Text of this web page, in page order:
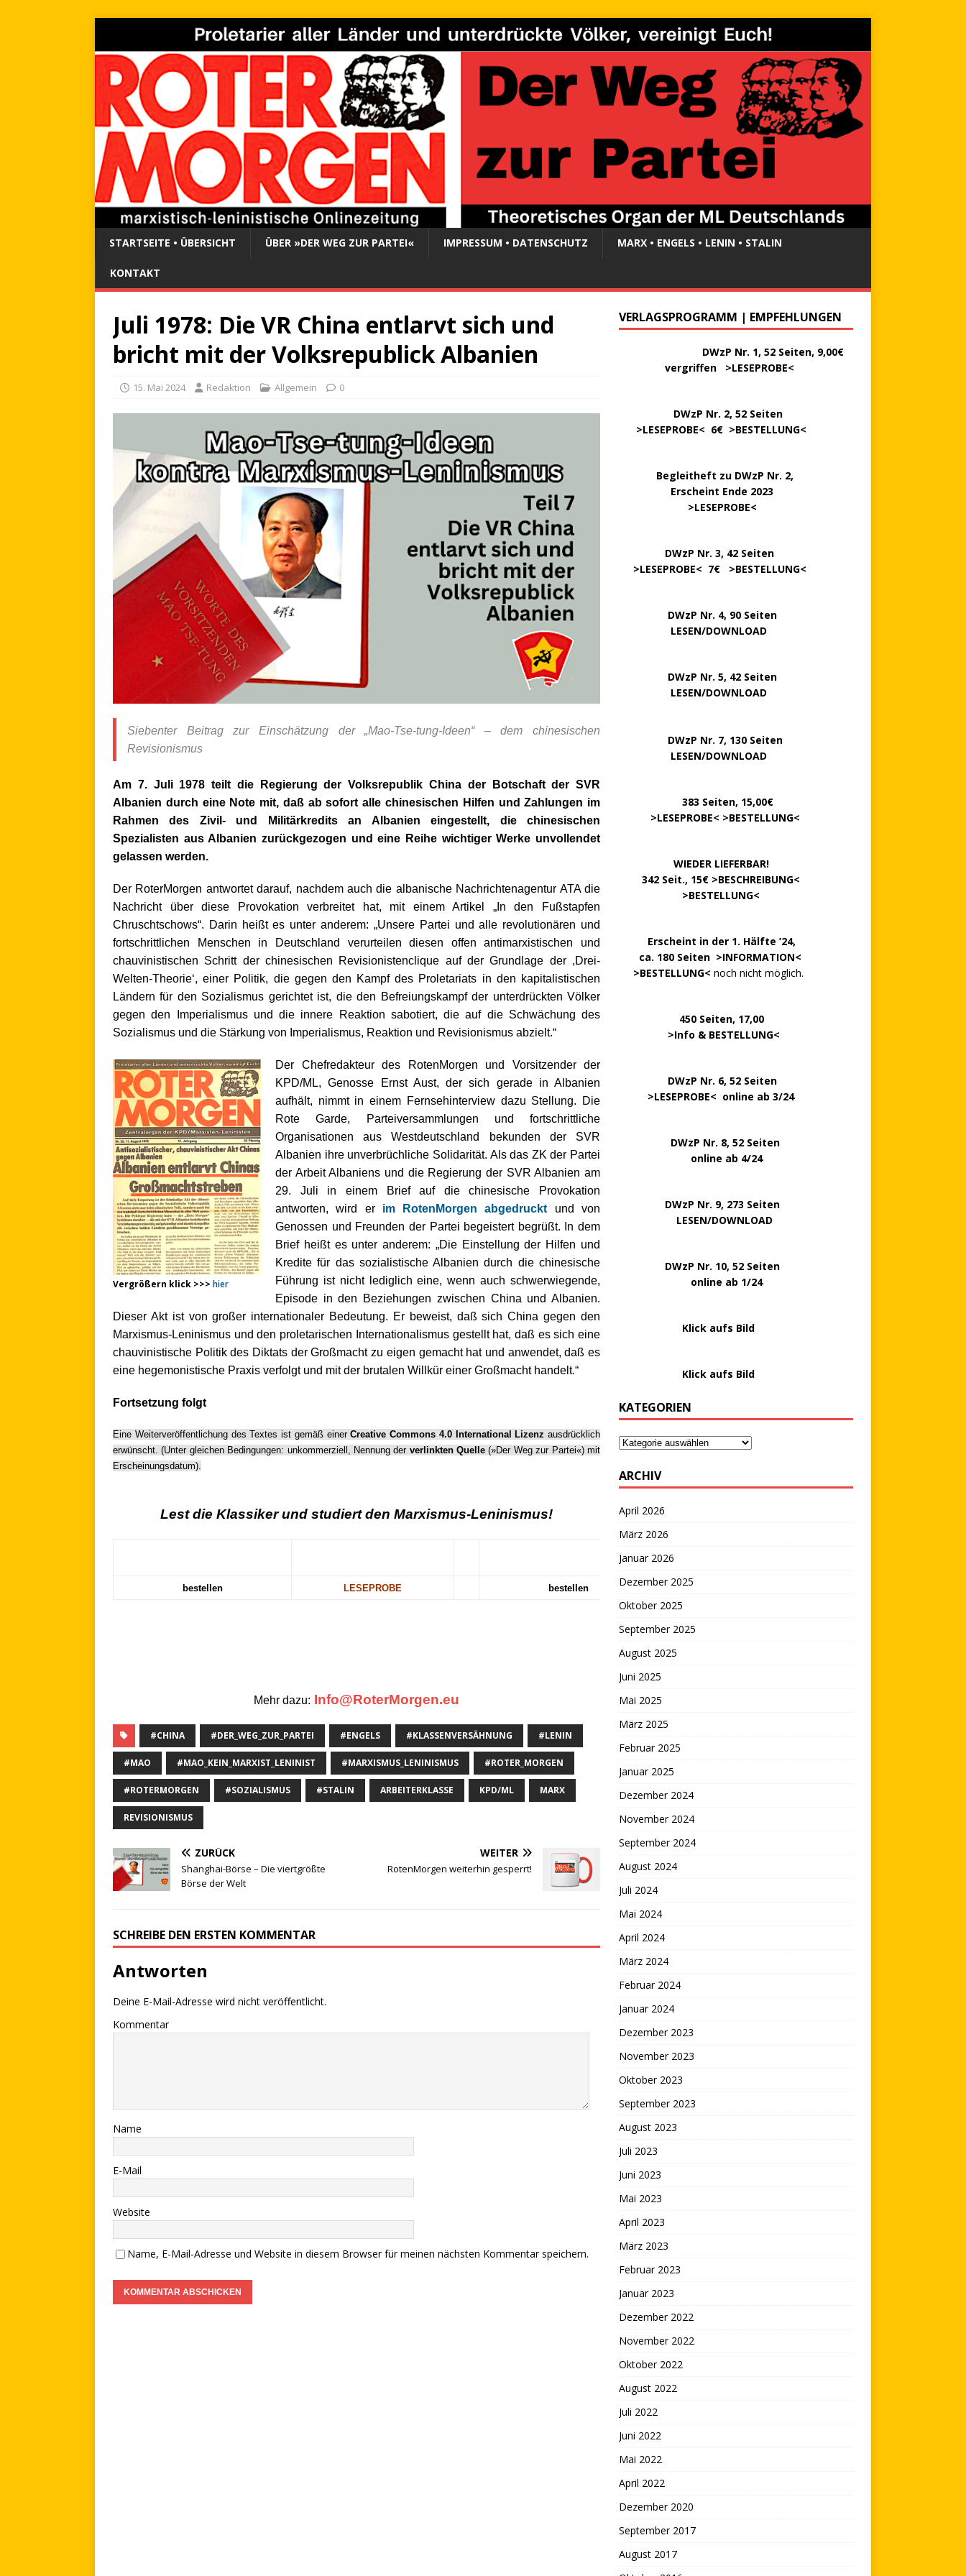
STARTSEITE • ÜBERSICHT ÜBER »DER WEG ZUR PARTEI« IMPRESSUM • DATENSCHUTZ MARX • ENGELS • LENIN • STALIN
KONTAKT
Juli 1978: Die VR China entlarvt sich und
bricht mit der Volksrepublick Albanien
15. Mai 2024 Redaktion Allgemein 0
Siebenter Beitrag zur Einschätzung der „Mao-Tse-tung-Ideen“ – dem chinesischen
Revisionismus
Am 7. Juli 1978 teilt die Regierung der Volksrepublik China der Botschaft der SVR
Albanien durch eine Note mit, daß ab sofort alle chinesischen Hilfen und Zahlungen im
Rahmen des Zivil- und
Militärkredits an Albanien eingestellt, die chinesischen
Spezialisten aus Albanien zurückgezogen undeine Reihe wichtiger Werke unvollendet
gelassen werden.
Der RoterMorgen antwortet darauf, nachdem auch die albanische Nachrichtenagentur ATA die
Nachricht über diese Provokation verbreitet hat, mit einem Artikel „In den Fußstapfen
Chruschtschows“. Darin heißt es unter anderem: „Unsere Partei und alle revolutionären und
fortschrittlichen Menschen in Deutschland verurteilen diesen offen antimarxistischen und
chauvinistischen Schritt der chinesischen Revisionistenclique auf der Grundlage der ,Drei-
Welten-Theorie‘, einer Politik, die gegen den Kampf des Proletariats in den kapitalistischen
Ländern für den Sozialismus gerichtet ist, die den Befreiungskampf der unterdrückten Völker
gegen den Imperialismus und die innere Reaktion sabotiert, die auf die Schwächung des
Sozialismus und die Stärkung von Imperialismus, Reaktion und Revisionismus abzielt.“
Vergrößern klick >>> hier
Der Chefredakteur des RotenMorgen und Vorsitzender der
KPD/ML, Genosse Ernst Aust, der sich gerade in Albanien
aufhält, nimmt in einem Fernsehinterview dazu Stellung. Die
Rote Garde, Parteiversammlungen und fortschrittliche
Organisationen aus Westdeutschland bekunden der SVR
Albanien ihre unverbrüchliche Solidarität. Als das ZK der Partei
der Arbeit Albaniens und die Regierung der SVR Albanien am
29. Juli in einem Brief auf die chinesische Provokation
antworten, wird er im RotenMorgen abgedruckt und von
Genossen und Freunden der Partei begeistert begrüßt. In dem
Brief heißt es unter anderem: „Die Einstellung der Hilfen und
Kredite für das sozialistische Albanien durch die chinesische
Führung ist nicht lediglich eine, wenn auch schwerwiegende,
Episode in den Beziehungen zwischen China und Albanien.
Dieser Akt ist von großer internationaler Bedeutung. Er beweist, daß sich China gegen den
Marxismus-Leninismus und den proletarischen Internationalismus gestellt hat, daß es sich eine
chauvinistische Politik des Diktats der Großmacht zu eigen gemacht hat und anwendet, daß es
eine hegemonistische Praxis verfolgt und mit der brutalen Willkür einer Großmacht handelt.“
Fortsetzung folgt
Eine Weiterveröffentlichung des Textes ist gemäß einerCreative Commons 4.0 International Lizenz ausdrücklich
erwünscht. (Unter gleichen Bedingungen: unkommerziell, Nennung der verlinkten Quelle (»Der Weg zur Partei«) mit
Erscheinungsdatum).
Lest die Klassiker und studiert den Marxismus-Leninismus!
bestellen LESEPROBE bestellen
Mehr dazu: Info@RoterMorgen.eu
#CHINA #DER_WEG_ZUR_PARTEI #ENGELS #KLASSENVERSÄHNUNG #LENIN
#MAO #MAO_KEIN_MARXIST_LENINIST #MARXISMUS_LENINISMUS #ROTER_MORGEN
#ROTERMORGEN #SOZIALISMUS #STALIN ARBEITERKLASSE KPD/ML MARX
REVISIONISMUS
ZURÜCK
Shanghai-Börse – Die viertgrößte
Börse der Welt
WEITER
RotenMorgen weiterhin gesperrt!
SCHREIBE DEN ERSTEN KOMMENTAR
Antworten
Deine E-Mail-Adresse wird nicht veröffentlicht.
Kommentar
Name
E-Mail
Website
Name, E-Mail-Adresse und Website in diesem Browser für meinen nächsten Kommentar speichern.
VERLAGSPROGRAMM | EMPFEHLUNGEN
DWzP Nr. 1, 52 Seiten, 9,00€
vergriffen >LESEPROBE<
DWzP Nr. 2, 52 Seiten
>LESEPROBE< 6€ >BESTELLUNG<
Begleitheft zu DWzP Nr. 2,
Erscheint Ende 2023
>LESEPROBE<
DWzP Nr. 3, 42 Seiten
>LESEPROBE< 7€ >BESTELLUNG<
DWzP Nr. 4, 90 Seiten
LESEN/DOWNLOAD
DWzP Nr. 5, 42 Seiten
LESEN/DOWNLOAD
DWzP Nr. 7, 130 Seiten
LESEN/DOWNLOAD
383 Seiten, 15,00€
>LESEPROBE< >BESTELLUNG<
WIEDER LIEFERBAR!
342 Seit., 15€ >BESCHREIBUNG<
>BESTELLUNG<
Erscheint in der 1. Hälfte ’24,
ca. 180 Seiten >INFORMATION<
>BESTELLUNG< noch nicht möglich.
450 Seiten, 17,00
>Info & BESTELLUNG<
DWzP Nr. 6, 52 Seiten
>LESEPROBE< online ab 3/24
DWzP Nr. 8, 52 Seiten
online ab 4/24
DWzP Nr. 9, 273 Seiten
LESEN/DOWNLOAD
DWzP Nr. 10, 52 Seiten
online ab 1/24
Klick aufs Bild
Klick aufs Bild
KATEGORIEN
ARCHIV
April 2026
März 2026
Januar 2026
Dezember 2025
Oktober 2025
September 2025
August 2025
Juni 2025
Mai 2025
März 2025
Februar 2025
Januar 2025
Dezember 2024
November 2024
September 2024
August 2024
Juli 2024
Mai 2024
April 2024
März 2024
Februar 2024
Januar 2024
Dezember 2023
November 2023
Oktober 2023
September 2023
August 2023
Juli 2023
Juni 2023
Mai 2023
April 2023
März 2023
Februar 2023
Januar 2023
Dezember 2022
November 2022
Oktober 2022
August 2022
Juli 2022
Juni 2022
Mai 2022
April 2022
Dezember 2020
September 2017
August 2017